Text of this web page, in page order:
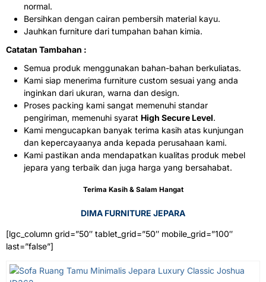
normal.
Bersihkan dengan cairan pembersih material kayu.
Jauhkan furniture dari tumpahan bahan kimia.
Catatan Tambahan :
Semua produk menggunakan bahan-bahan berkuliatas.
Kami siap menerima furniture custom sesuai yang anda
inginkan dari ukuran, warna dan design.
Proses packing kami sangat memenuhi standar
pengiriman, memenuhi syarat High Secure Level.
Kami mengucapkan banyak terima kasih atas kunjungan
dan kepercayaanya anda kepada perusahaan kami.
Kami pastikan anda mendapatkan kualitas produk mebel
jepara yang terbaik dan juga harga yang bersahabat.
Terima Kasih & Salam Hangat
DIMA FURNITURE JEPARA
[lgc_column grid=”50″ tablet_grid=”50″ mobile_grid=”100″
last=”false”]